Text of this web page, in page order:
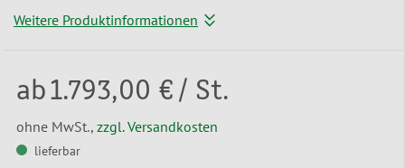
Weitere Produktinformationen
ab1.793,00 € / St.
ohne MwSt., zzgl. Versandkosten
lieferbar